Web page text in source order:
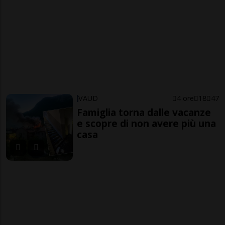
VAUD 4 ore 18 47
Famiglia torna dalle vacanze
e scopre di non avere più una
casa